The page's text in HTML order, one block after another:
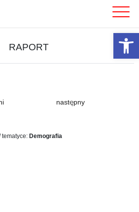
RAPORT
następny
tematyce:Demografia